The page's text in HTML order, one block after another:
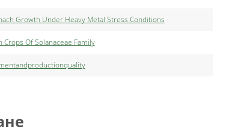
Growth Under Heavy Metal Stress Conditions
Of Solanaceae Family